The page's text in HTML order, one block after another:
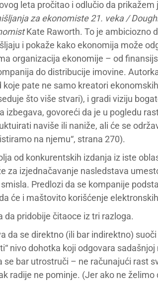
leta pročitao i odlučio da prikažem
za ekonomiste 21. veka /
Kate Raworth. To je ambiciozno
i pokaže kako ekonomija može
organizacija ekonomije – od
do distribucije imovine.
pate ne samo kreatori
što više stvari), i gradi viziju
izbegava, govoreći da je u pogledu
naviše ili naniže, ali će se
na njemu“, strana 270).
od konkurentskih izdanja iz iste
za izjednačavanje nasledstava
Predlozi da se kompanije
će i maštovito korišćenje
da pridobije čitaoce iz tri razloga.
da se direktno (ili bar indirektno)
nivo dohotka koji odgovara
se bar utrostruči – ne računajući rast
radije ne pominje. (Jer ako ne